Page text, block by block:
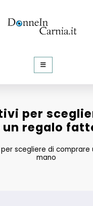
per
regalo
scegliere di
mano